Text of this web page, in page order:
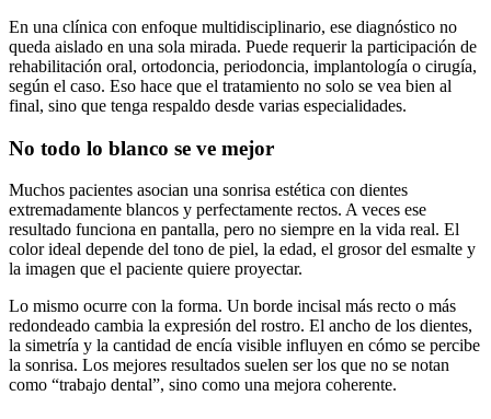
En una clínica con enfoque multidisciplinario, ese diagnóstico no
queda aislado en una sola mirada. Puede requerir la participación de
rehabilitación oral, ortodoncia, periodoncia, implantología o cirugía,
según el caso. Eso hace que el tratamiento no solo se vea bien al
final, sino que tenga respaldo desde varias especialidades.
No todo lo blanco se ve mejor
Muchos pacientes asocian una sonrisa estética con dientes
extremadamente blancos y perfectamente rectos. A veces ese
resultado funciona en pantalla, pero no siempre en la vida real. El
color ideal depende del tono de piel, la edad, el grosor del esmalte y
la imagen que el paciente quiere proyectar.
Lo mismo ocurre con la forma. Un borde incisal más recto o más
redondeado cambia la expresión del rostro. El ancho de los dientes,
la simetría y la cantidad de encía visible influyen en cómo se percibe
la sonrisa. Los mejores resultados suelen ser los que no se notan
como “trabajo dental”, sino como una mejora coherente.